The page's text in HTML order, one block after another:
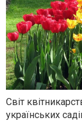
Світ
українських